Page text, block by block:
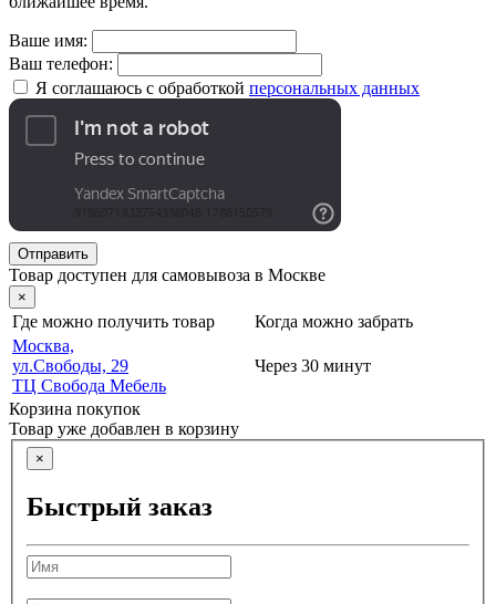
Ваше имя:
Ваш телефон:
Я соглашаюсь с обработкой персональных данных
Отправить
Товар доступен для самовывоза в Москве
×
Где можно получить товар
Когда можно забрать
Москва,
ул.Свободы, 29
ТЦ Свобода Мебель
Через 30 минут
Корзина покупок
Товар уже добавлен в корзину
×
Быстрый заказ